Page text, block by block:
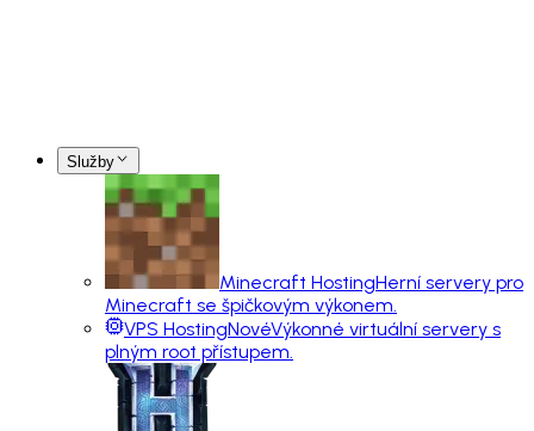
Služby
Minecraft HostingHerní servery pro
Minecraft se špičkovým výkonem.
VPS HostingNovéVýkonné virtuální servery s
plným root přístupem.